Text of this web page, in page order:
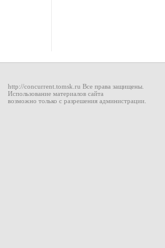
http://concurrent.tomsk.ru Все права защищены.
Использование материалов сайта
возможно только с разрешения администрации.